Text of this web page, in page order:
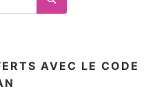
Search
AVEC LE CODE